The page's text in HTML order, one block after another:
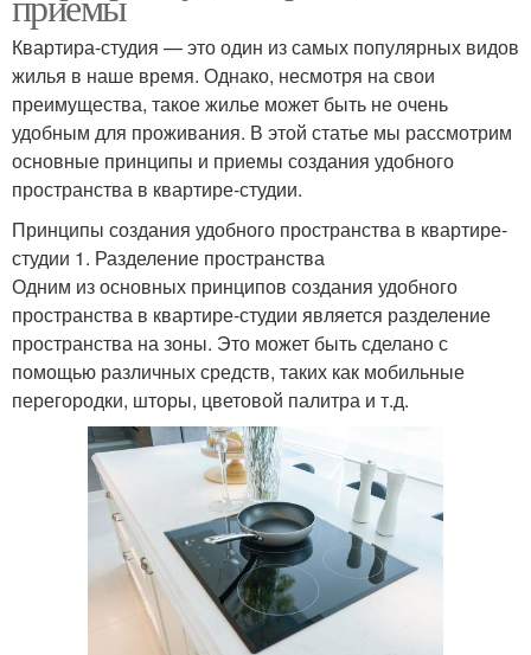
Квартира-студия — это один из самых популярных видов
жилья в наше время. Однако, несмотря на свои
преимущества, такое жилье может быть не очень
удобным для проживания. В этой статье мы рассмотрим
основные принципы и приемы создания удобного
пространства в квартире-студии.
Принципы создания удобного пространства в квартире-
студии 1. Разделение пространства
Одним из основных принципов создания удобного
пространства в квартире-студии является разделение
пространства на зоны. Это может быть сделано с
помощью различных средств, таких как мобильные
перегородки, шторы, цветовой палитра и т.д.